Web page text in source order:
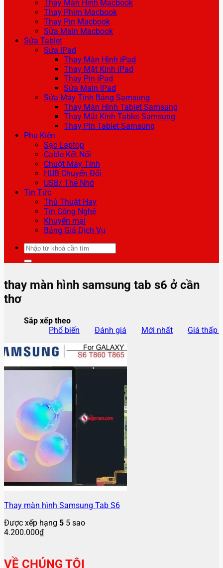
Thay Màn Hình Macbook
Thay Phím Macbook
Thay Pin Macbook
Sửa Main Macbook
Sửa Tablet
Sửa iPad
Thay Màn Hình iPad
Thay Mặt Kính iPad
Thay Pin iPad
Sửa Main iPad
Sửa Máy Tính Bảng Samsung
Thay Màn Hình Tablet Samsung
Thay Mặt Kính Tablet Samsung
Thay Pin Tablet Samsung
Phụ Kiện
Sạc Laptop
Cable Kết Nối
Chuột Máy Tính
HUB Chuyển Đổi
USB/ Thẻ Nhớ
Tin Tức
Thủ Thuật Hay
Tin Công Nghệ
Khuyến mại
Bảng Giá Dịch Vụ
Tìm
kiếm:
thay màn hình samsung tab s6 ở cần
thơ
Sắp xếp theo
Phổ biến
Đánh giá Mới nhất Giá thấp
Thay màn hình Samsung Tab S6
Được xếp hạng 5 5 sao
4.200.000₫
VỀ CHÚNG TÔI